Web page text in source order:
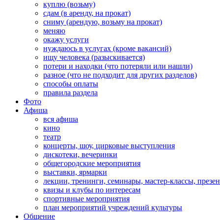
куплю (возьму)
сдам (в аренду, на прокат)
сниму (арендую, возьму на прокат)
меняю
окажу услуги
нуждаюсь в услугах (кроме вакансий)
ищу человека (разыскивается)
потери и находки (что потеряли или нашли)
разное (что не подходит для других разделов)
способы оплаты
правила раздела
Фото
Афиша
вся афиша
кино
театр
концерты, шоу, цирковые выступления
дискотеки, вечеринки
общегородские мероприятия
выставки, ярмарки
лекции, тренинги, семинары, мастер-классы,
квизы и клубы по интересам
спортивные мероприятия
план мероприятий учреждений культуры
Общение